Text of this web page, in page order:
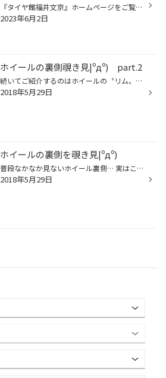
『タイヤ館福井文京』ホームページをご覧いただきありがとうございます。m(__)m 今日も元気に営業中です！ さて！！！！ 今回は！！！！ カローラツーリングにTEIN FLEX Z 車高調の取り付けを行いました！！！！！ 結構前に取付したのですがご紹介がてら！！！ これが純正車高になります！！！ よく...
2023年6月2日
ホイールの裏側覗き見|ºдº) part.2
続いてご紹介するのはホイールの〝リム〟の部分です(≧∇≦*) 〝リム〟とはホイールの外周にあるリング状の部品のコトです♪*ﾟ 実はこの〝リム〟も汚れがつきやすいんです(ﾟOﾟ)!! タイヤを外した時にしかできないからこそ!! 当店ではピカピカに仕上げます(☆∀☆) 見えない部分もきちんと手入れするとさら...
2018年5月29日
ホイールの裏側を覗き見|ºдº)
普段なかなか見ないホイール裏側… 実はこうなっているんです(ﾟOﾟ)!! ん??何かくっついてる?? これは〝ウェイト〟といってタイヤとホイールのバランスを とるためについているものです★ 当店では組み換え時にこのウェイトを剥がしているのですが、 剥がすと粘着が残って結構やっかいなんですよネ(;´д...
2018年5月29日